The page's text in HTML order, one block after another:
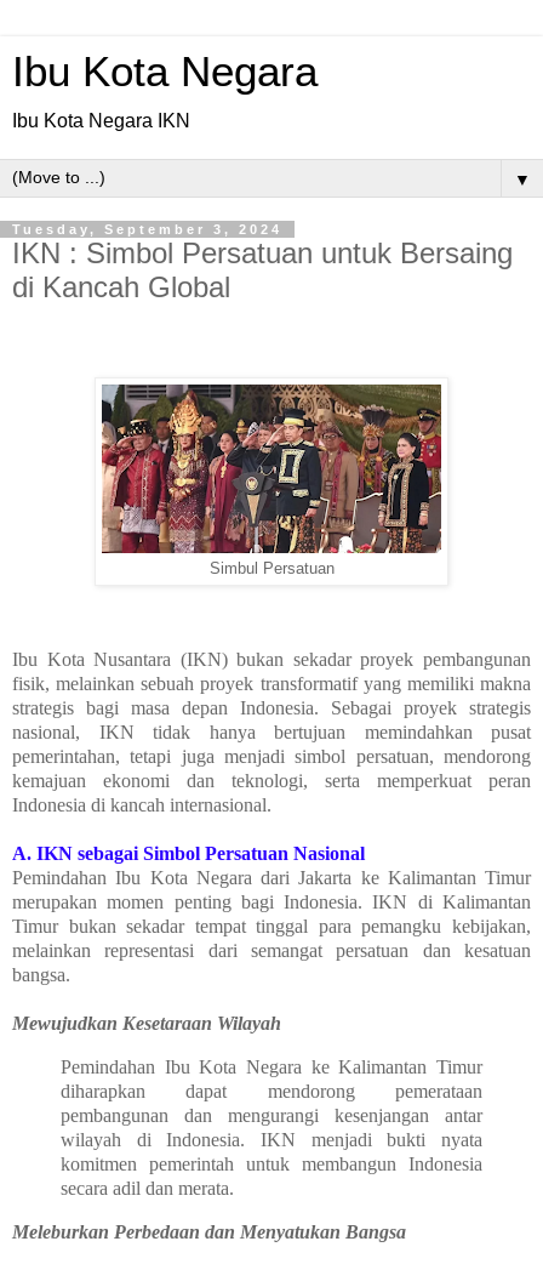
Ibu Kota Negara
Ibu Kota Negara IKN
▼
Tuesday, September 3, 2024
IKN : Simbol Persatuan untuk Bersaing
di Kancah Global
Simbul Persatuan
Ibu Kota Nusantara (IKN) bukan sekadar proyek pembangunan
fisik, melainkan sebuah proyek transformatif yang memiliki makna
strategis bagi masa depan Indonesia. Sebagai proyek strategis
nasional, IKN tidak hanya bertujuan memindahkan pusat
pemerintahan, tetapi juga menjadi simbol persatuan, mendorong
kemajuan ekonomi dan teknologi, serta memperkuat peran
Indonesia di kancah internasional.
A. IKN sebagai Simbol Persatuan Nasional
Pemindahan Ibu Kota Negara dari Jakarta ke Kalimantan Timur
merupakan momen penting bagi Indonesia. IKN di Kalimantan
Timur bukan sekadar tempat tinggal para pemangku kebijakan,
melainkan representasi dari semangat persatuan dan kesatuan
bangsa.
Mewujudkan Kesetaraan Wilayah
Pemindahan Ibu Kota Negara ke Kalimantan Timur
diharapkan dapat mendorong pemerataan
pembangunan dan mengurangi kesenjangan antar
wilayah di Indonesia. IKN menjadi bukti nyata
komitmen pemerintah untuk membangun Indonesia
secara adil dan merata.
Meleburkan Perbedaan dan Menyatukan Bangsa